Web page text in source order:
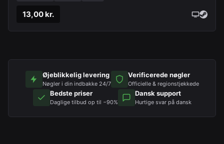
13,00 kr.
Øjeblikkelig levering
Nøgler i din indbakke 24/7
Verificerede nøgler
Officielle & regionstjekkede
Bedste priser
Daglige tilbud op til −90%
Dansk support
Hurtige svar på dansk